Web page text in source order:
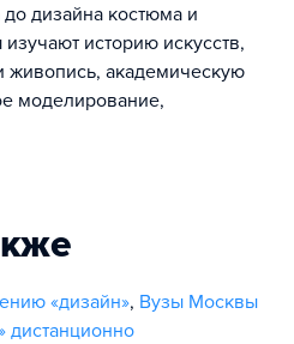
дизайна костюма и
изучают историю искусств,
живопись, академическую
моделирование,
«дизайн», Вузы Москвы
дистанционно